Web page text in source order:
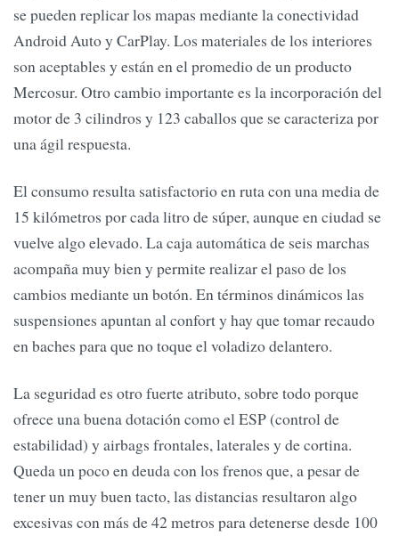
se pueden replicar los mapas mediante la conectividad
Android Auto y CarPlay. Los materiales de los interiores
son aceptables y están en el promedio de un producto
Mercosur. Otro cambio importante es la incorporación del
motor de 3 cilindros y 123 caballos que se caracteriza por
una ágil respuesta.
El consumo resulta satisfactorio en ruta con una media de
15 kilómetros por cada litro de súper, aunque en ciudad se
vuelve algo elevado. La caja automática de seis marchas
acompaña muy bien y permite realizar el paso de los
cambios mediante un botón. En términos dinámicos las
suspensiones apuntan al confort y hay que tomar recaudo
en baches para que no toque el voladizo delantero.
La seguridad es otro fuerte atributo, sobre todo porque
ofrece una buena dotación como el ESP (control de
estabilidad) y airbags frontales, laterales y de cortina.
Queda un poco en deuda con los frenos que, a pesar de
tener un muy buen tacto, las distancias resultaron algo
excesivas con más de 42 metros para detenerse desde 100